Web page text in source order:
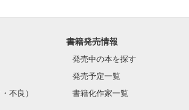
不良）
書籍発売情報
発売中の本を探す
発売予定一覧
書籍化作家一覧